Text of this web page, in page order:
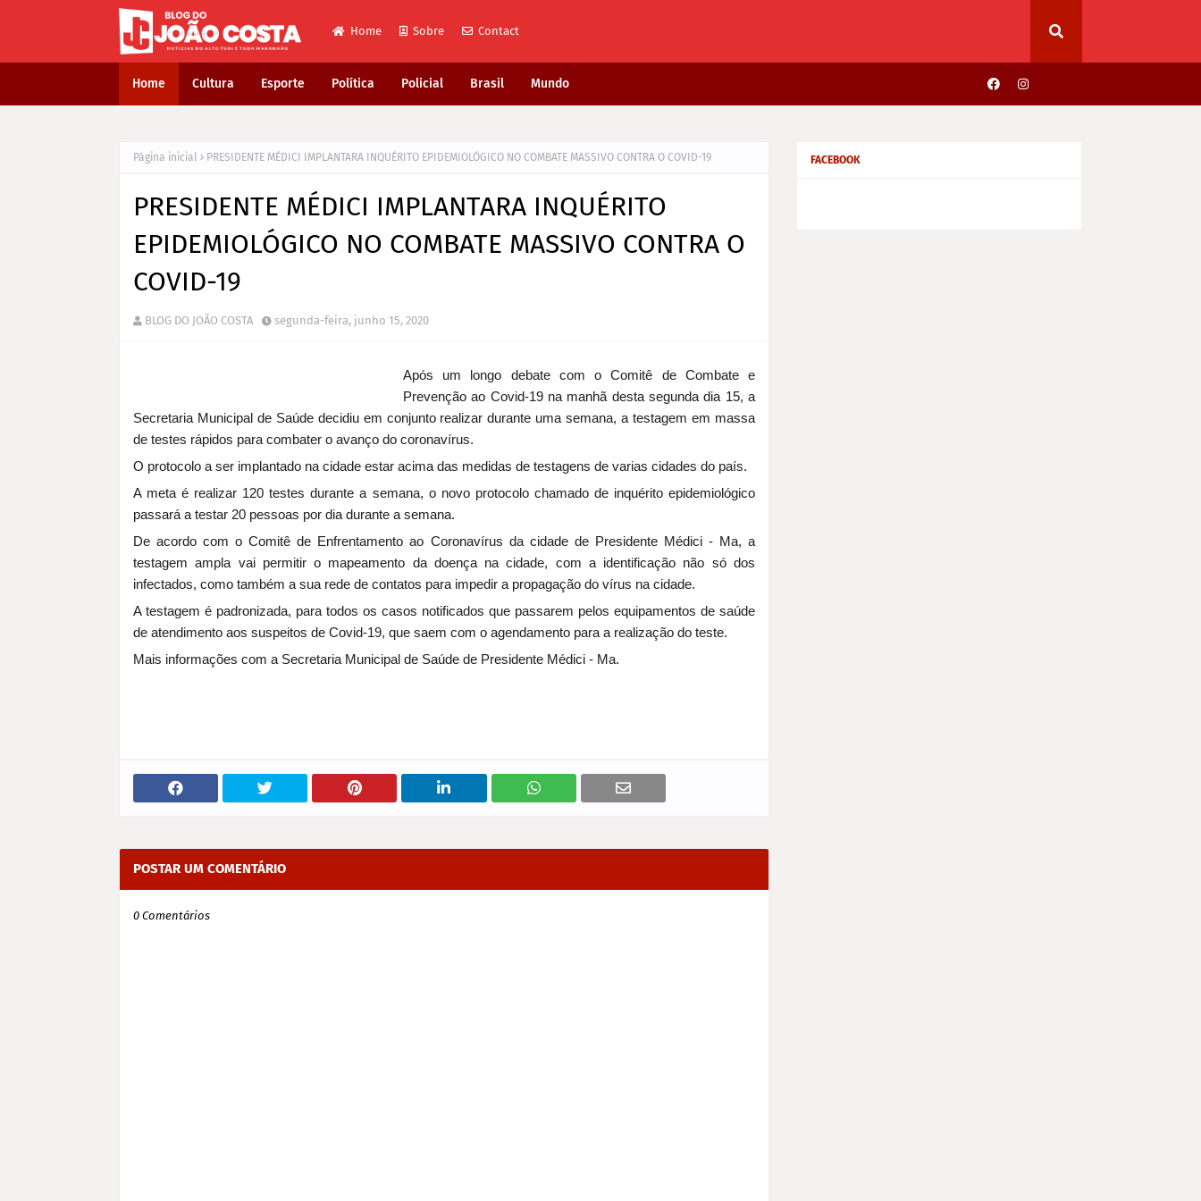
Home Sobre Contact
Home Cultura Esporte Política Policial Brasil Mundo
Página inicial PRESIDENTE MÉDICI IMPLANTARA INQUÉRITO EPIDEMIOLÓGICO NO COMBATE MASSIVO CONTRA O COVID-19
PRESIDENTE MÉDICI IMPLANTARA INQUÉRITO
EPIDEMIOLÓGICO NO COMBATE MASSIVO CONTRA O
COVID-19
BLOG DO JOÃO COSTA segunda-feira, junho 15, 2020
Após um longo debate com o Comitê de Combate e
Prevenção ao Covid-19 na manhã desta segunda dia 15, a
Secretaria Municipal de Saúde decidiu em conjunto realizar durante uma semana, a testagem em massa
de testes rápidos para combater o avanço do coronavírus.
O protocolo a ser implantado na cidade estar acima das medidas de testagens de varias cidades do país.
A meta é realizar 120 testes durante a semana, o novo protocolo chamado de inquérito epidemiológico
passará a testar 20 pessoas por dia durante a semana.
De acordo com o Comitê de Enfrentamento ao Coronavírus da cidade de Presidente Médici - Ma, a
testagem ampla vai permitir o mapeamento da doença na cidade, com a identificação não só dos
infectados, como também a sua rede de contatos para impedir a propagação do vírus na cidade.
A testagem é padronizada, para todos os casos notificados que passarem pelos equipamentos de saúde
de atendimento aos suspeitos de Covid-19, que saem com o agendamento para a realização do teste.
Mais informações com a Secretaria Municipal de Saúde de Presidente Médici - Ma.
POSTAR UM COMENTÁRIO
0 Comentários
FACEBOOK